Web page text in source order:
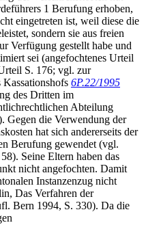
1 Berufung erhoben,
eingetreten ist, weil diese die
sondern sie aus freien
Verfügung gestellt habe und
sei (angefochtenes Urteil
S. 176; vgl. zur
6P.22/1995
des Dritten im
Abteilung
Gegen die Verwendung der
hat sich andererseits der
Berufung gewendet (vgl.
Seine Eltern haben das
nicht angefochten. Damit
Instanzenzug nicht
Das Verfahren der
Bern 1994, S. 330). Da die